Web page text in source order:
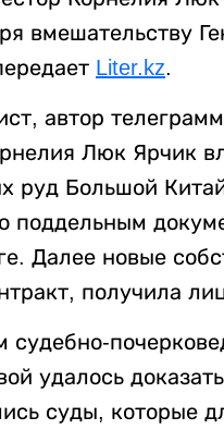
вмешательству
Liter.kz.
автор
Люк Ярчик
руд Большой
поддельным
Далее новые
получила
судебно-
удалось
суды, которые